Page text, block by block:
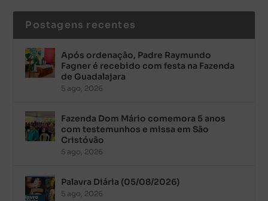
Postagens recentes
Após ordenação, Padre Raymundo
Fagner é recebido com festa na Fazenda
de Guadalajara
5 ago, 2026
Fazenda Dom Mário comemora 5 anos
com testemunhos e missa em São
Cristóvão
5 ago, 2026
Palavra Diária (05/08/2026)
5 ago, 2026